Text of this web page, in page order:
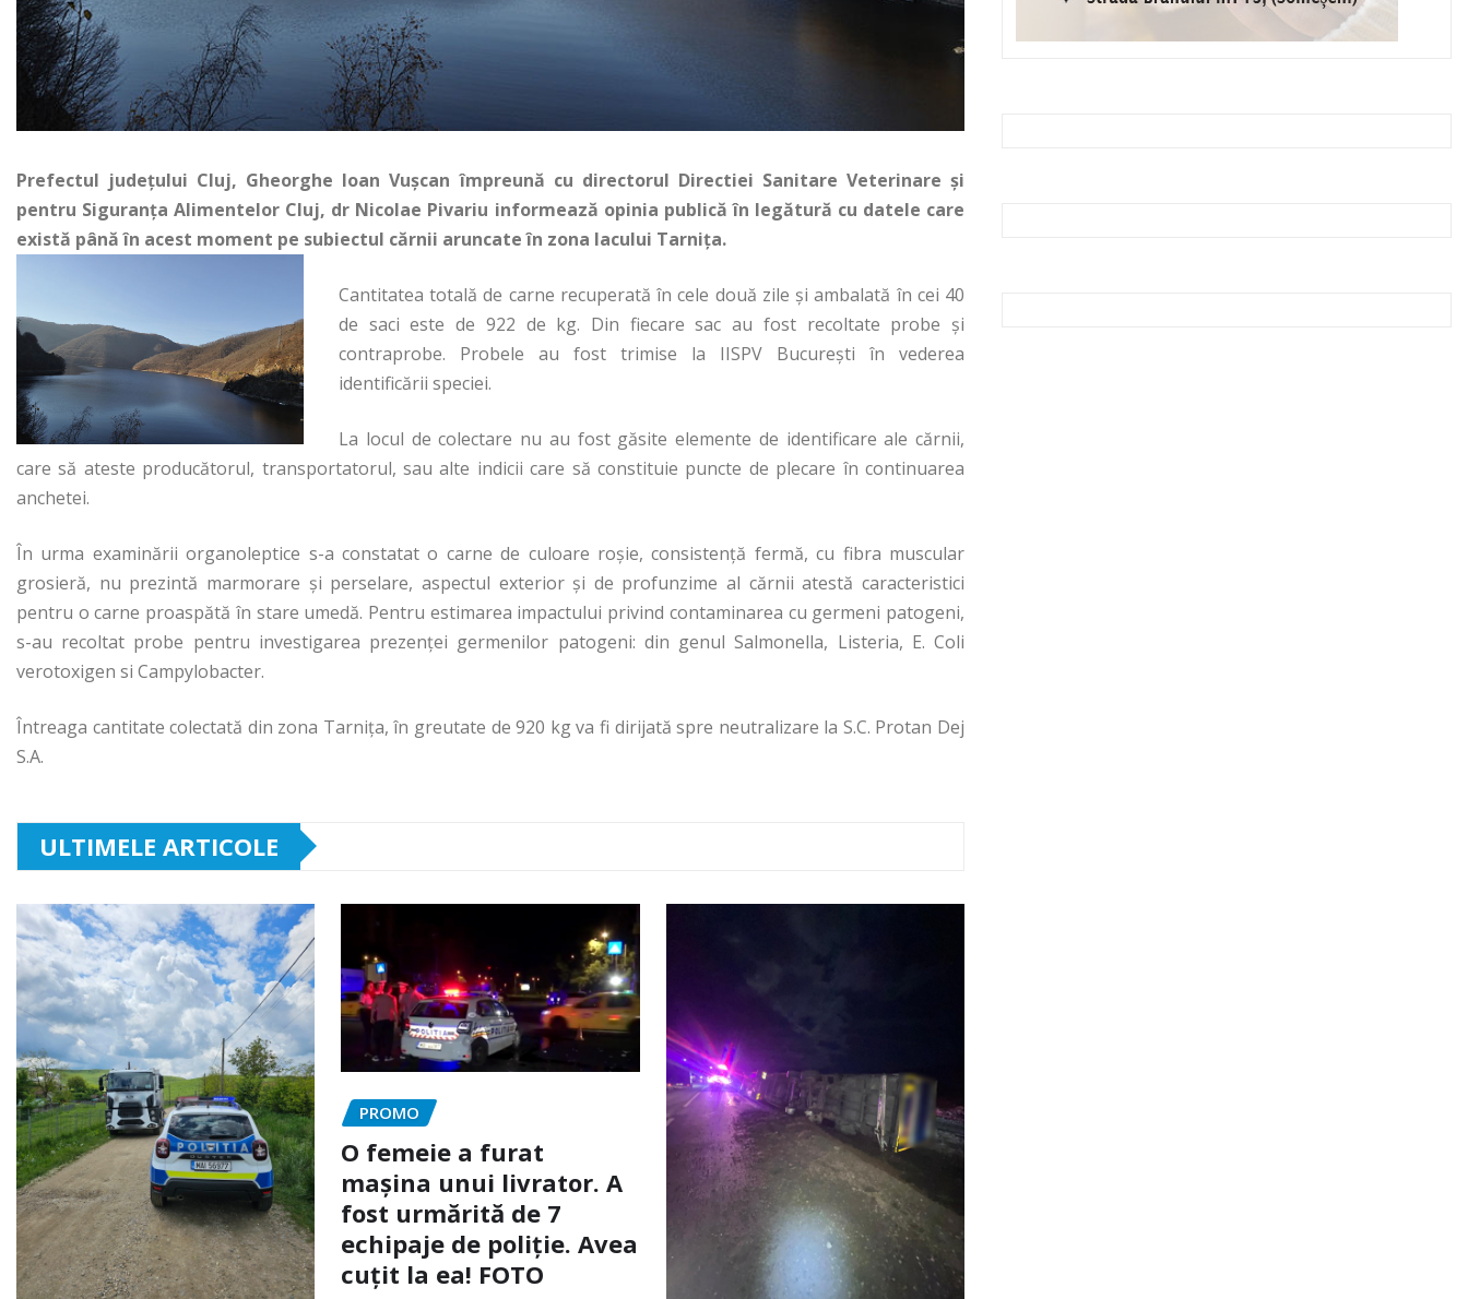
Prefectul judeţului Cluj, Gheorghe Ioan Vuşcan împreună cu directorul Directiei Sanitare Veterinare şi
pentru Siguranţa Alimentelor Cluj, dr Nicolae Pivariu informează opinia publică în legătură cu datele care
există până în acest moment pe subiectul cărnii aruncate în zona lacului Tarniţa.
Cantitatea totală de carne recuperată în cele două zile şi ambalată în cei 40
de saci este de 922 de kg. Din fiecare sac au fost recoltate probe şi
contraprobe. Probele au fost trimise la IISPV Bucureşti în vederea
identificării speciei.
La locul de colectare nu au fost găsite elemente de identificare ale cărnii,
care să ateste producătorul, transportatorul, sau alte indicii care să constituie puncte de plecare în continuarea
anchetei.
În urma examinării organoleptice s-a constatat o carne de culoare roşie, consistenţă fermă, cu fibra muscular
grosieră, nu prezintă marmorare şi perselare, aspectul exterior şi de profunzime al cărnii atestă caracteristici
pentru o carne proaspătă în stare umedă. Pentru estimarea impactului privind contaminarea cu germeni patogeni,
s-au recoltat probe pentru investigarea prezenţei germenilor patogeni: din genul Salmonella, Listeria, E. Coli
verotoxigen si Campylobacter.
Întreaga cantitate colectată din zona Tarniţa, în greutate de 920 kg va fi dirijată spre neutralizare la S.C. Protan Dej
S.A.
ULTIMELE ARTICOLE
PROMO
O femeie a furat
mașina unui livrator. A
fost urmărită de 7
echipaje de poliție. Avea
cuțit la ea! FOTO